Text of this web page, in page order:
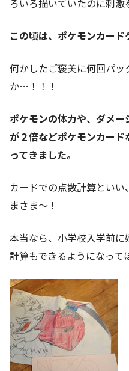
ろいろ描いていたのに刺激
この頃は、ポケモンカード
何かしたご褒美に何回パッ
か…！！！
ポケモンの体力や、ダメ
が２倍などポケモンカー
ってきました。
カードでの点数計算とい
まさま～！
本当なら、小学校入学前に
計算もできるようになって